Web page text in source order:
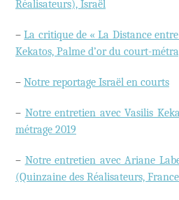
Réalisateurs), Israël
–La critique de « La Distance
Kekatos, Palme d’or du court-
– Notre reportage Israël en courts
– Notre entretien avec Vasilis
métrage 2019
– Notre entretien avec Ariane
(Quinzaine des Réalisateurs,